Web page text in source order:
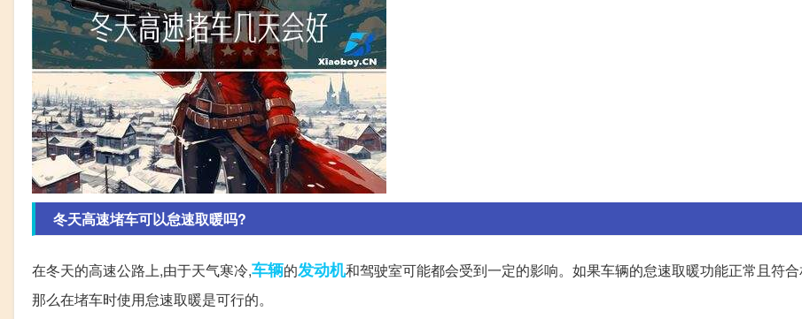
冬天高速堵车可以怠速取暖吗?
在冬天的高速公路上,由于天气寒冷,车辆的发动机和驾驶室可能都会受到一定的影响。如果车辆的怠速取暖功能正常且符
那么在堵车时使用怠速取暖是可行的。